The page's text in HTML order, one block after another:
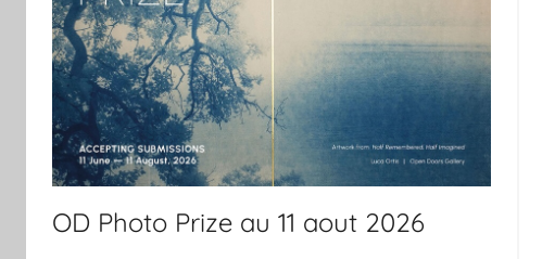
OD Photo Prize au 11 aout 2026